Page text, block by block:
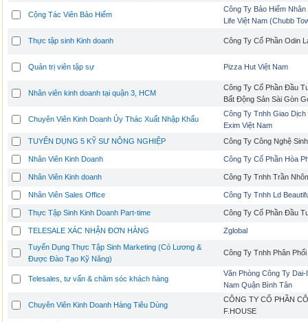
Cộng Tác Viên Bảo Hiểm
Công Ty Bảo Hiểm
Life Việt Nam (Chubb
Thực tập sinh Kinh doanh Công Ty Cổ Phần Odin
Quản trị viên tập sự Pizza Hut Việt Nam
Nhân viên kinh doanh tại quận 3, HCM
Công Ty Cổ Phần Đầu
Bất Động Sản Sài Gòn
Chuyên Viên Kinh Doanh Ủy Thác Xuất Nhập Khẩu
Công Ty Tnhh Giao Dịch
Exim Việt Nam
TUYỂN DỤNG 5 KỸ SƯ NÔNG NGHIỆP
Công Ty Công Nghệ
Nhân Viên Kinh Doanh Công Ty Cổ Phần Hòa
Nhân Viên Kinh doanh Công Ty Tnhh Trần
Nhân Viên Sales Office Công Ty Tnhh Ld
Thực Tập Sinh Kinh Doanh Part-time Công Ty Cổ Phần Đầu
TELESALE XÁC NHẬN ĐƠN HÀNG
Zglobal
Tuyển Dụng Thực Tập Sinh Marketing (Có Lương &
Được Đào Tạo Kỹ Năng)
Công Ty Tnhh Phân Phối
Telesales, tư vấn & chăm sóc khách hàng
Văn Phòng Công Ty Dai-
Nam Quận Bình Tân
Chuyên Viên Kinh Doanh Hàng Tiêu Dùng
CÔNG TY CỔ PHẦN
F.HOUSE